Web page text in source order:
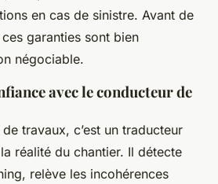
en cas de sinistre. Avant de
garanties sont bien
négociable.
avec le conducteur de
travaux, c’est un traducteur
réalité du chantier. Il détecte
relève les incohérences